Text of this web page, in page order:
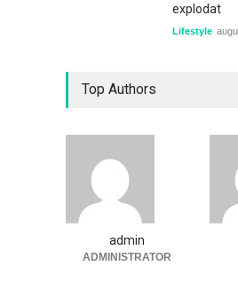
explodat
Lifestyle
Top Authors
admin
ADMINISTRATOR